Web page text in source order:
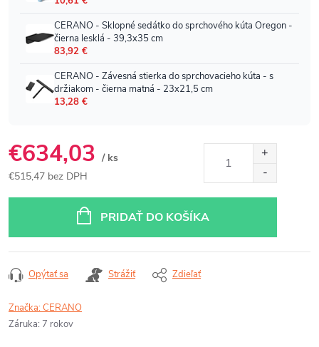
€634,03 / ks
€515,47 bez DPH
PRIDAŤ DO KOŠÍKA
Opýtať sa Strážiť Zdieľať
Značka:CERANO
Záruka: 7 rokov